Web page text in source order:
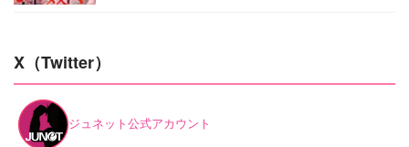
X（Twitter）
ジュネット公式アカウント